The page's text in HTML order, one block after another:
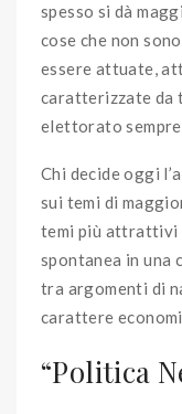
spesso si dà
cose che non
essere attuate,
caratterizzate da
elettorato
Chi decide oggi
sui temi di
temi più attrattivi
spontanea in una
tra argomenti di
carattere
“Politica